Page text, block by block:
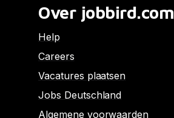
Over jobbird.com
Help
Careers
Vacatures plaatsen
Jobs Deutschland
Algemene voorwaarden